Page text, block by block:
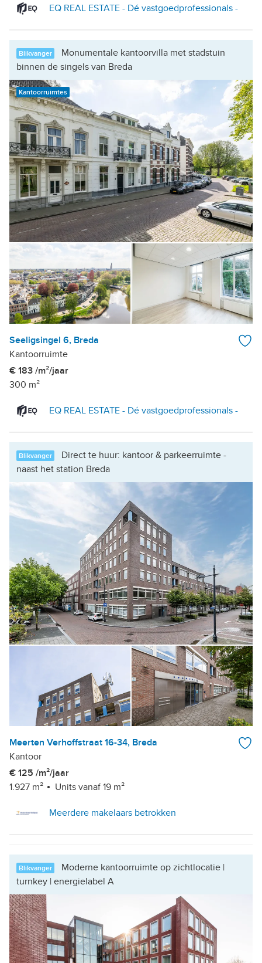
EQ REAL ESTATE - Dé vastgoedprofessionals -
Blikvanger
Monumentale kantoorvilla met stadstuin
binnen de singels van Breda
Kantoorruimtes
Seeligsingel 6, Breda
Kantoorruimte
€ 183 /m²/jaar
300 m²
EQ REAL ESTATE - Dé vastgoedprofessionals -
Blikvanger
Direct te huur: kantoor & parkeerruimte -
naast het station Breda
Meerten Verhoffstraat 16-34, Breda
Kantoor
€ 125 /m²/jaar
1.927 m²
Units vanaf 19 m²
Meerdere makelaars betrokken
Blikvanger
Moderne kantoorruimte op zichtlocatie |
turnkey | energielabel A